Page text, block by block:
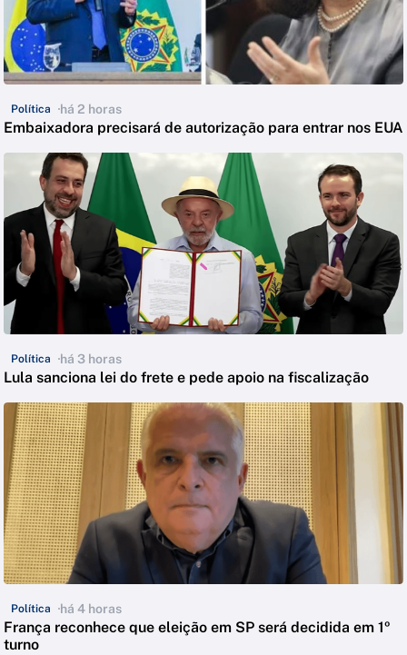
Política há 2 horas
Embaixadora precisará de autorização para entrar nos EUA
Política há 3 horas
Lula sanciona lei do frete e pede apoio na fiscalização
Política há 4 horas
França reconhece que eleição em SP será decidida em 1º
turno